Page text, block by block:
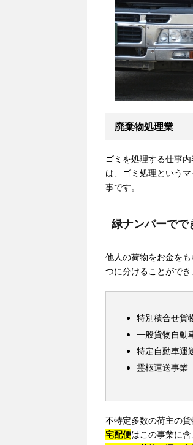
廃棄物処理業
ゴミを処理する仕事
は、ゴミ処理という
事です。
緑ナンバーでで
他人の荷物をお金を
つに分けることができ
特別積合せ貨
一般貨物自動
特定自動車運
霊柩運送事業
不特定多数の荷主の
宅配便はこの事業に